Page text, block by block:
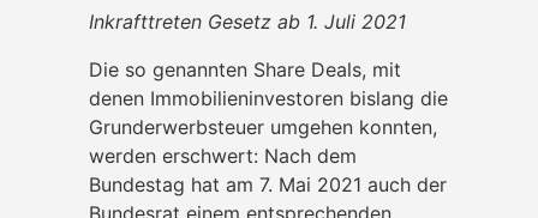
Inkrafttreten Gesetz ab 1. Juli 2021
Die so genannten Share Deals, mit
denen Immobilieninvestoren bislang die
Grunderwerbsteuer umgehen konnten,
werden erschwert: Nach dem
Bundestag hat am 7. Mai 2021 auch der
Bundesrat einem entsprechenden